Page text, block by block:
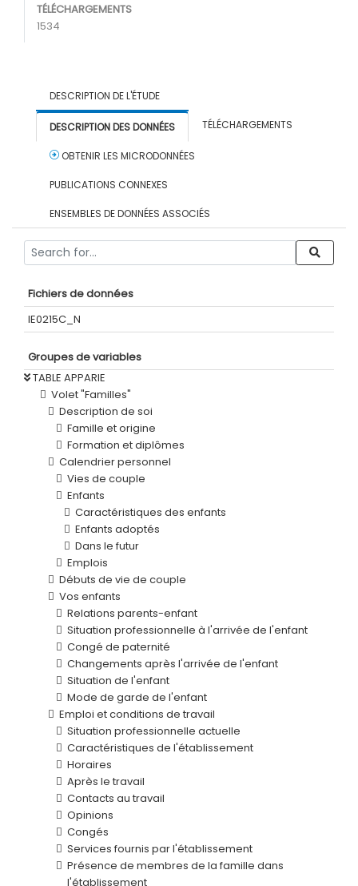
TÉLÉCHARGEMENTS
1534
DESCRIPTION DE L'ÉTUDE
DESCRIPTION DES DONNÉES TÉLÉCHARGEMENTS
OBTENIR LES MICRODONNÉES
PUBLICATIONS CONNEXES
ENSEMBLES DE DONNÉES ASSOCIÉS
Fichiers de données
IE0215C_N
Groupes de variables
TABLE APPARIE
Volet "Familles"
Description de soi
Famille et origine
Formation et diplômes
Calendrier personnel
Vies de couple
Enfants
Caractéristiques des enfants
Enfants adoptés
Dans le futur
Emplois
Débuts de vie de couple
Vos enfants
Relations parents-enfant
Situation professionnelle à l'arrivée de l'enfant
Congé de paternité
Changements après l'arrivée de l'enfant
Situation de l'enfant
Mode de garde de l'enfant
Emploi et conditions de travail
Situation professionnelle actuelle
Caractéristiques de l'établissement
Horaires
Après le travail
Contacts au travail
Opinions
Congés
Services fournis par l'établissement
Présence de membres de la famille dans
l'établissement